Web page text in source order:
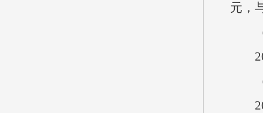
元，
（
（